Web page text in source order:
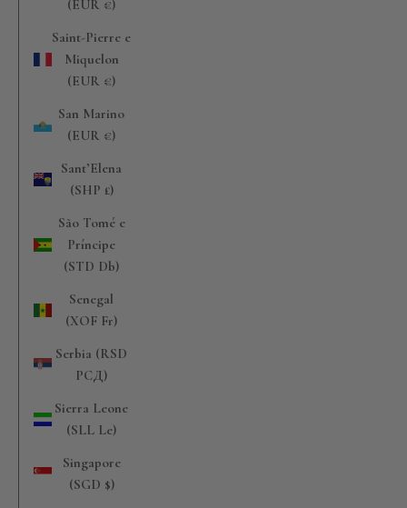
(EUR €)
Saint-Pierre e
Miquelon
(EUR €)
San Marino
(EUR €)
Sant’Elena
(SHP £)
São Tomé e
Príncipe
(STD Db)
Senegal
(XOF Fr)
Serbia (RSD
РСД)
Sierra Leone
(SLL Le)
Singapore
(SGD $)